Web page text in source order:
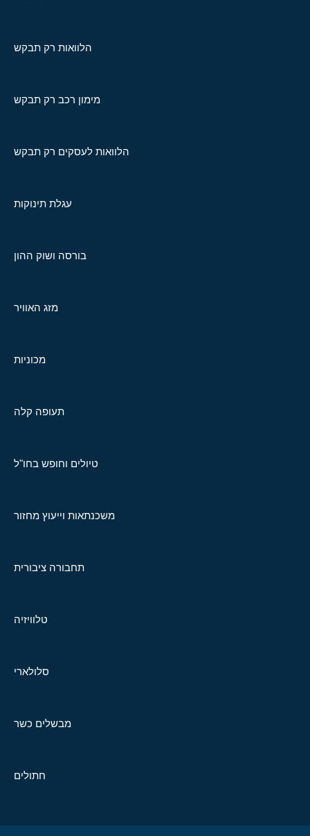
הלוואות רק תבקש
מימון רכב רק תבקש
הלוואות לעסקים רק תבקש
עגלת תינוקות
בורסה ושוק ההון
מזג האוויר
מכוניות
תעופה קלה
טיולים וחופש בחו"ל
משכנתאות וייעוץ מחזור
תחבורה ציבורית
טלוויזיה
סלולארי
מבשלים כשר
חתולים